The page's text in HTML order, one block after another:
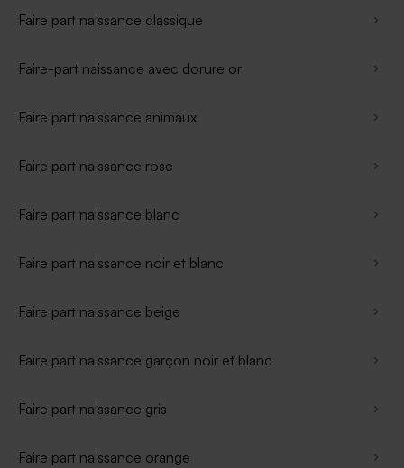
Faire part naissance classique
Faire-part naissance avec dorure or
Faire part naissance animaux
Faire part naissance rose
Faire part naissance blanc
Faire part naissance noir et blanc
Faire part naissance beige
Faire part naissance garçon noir et blanc
Faire part naissance gris
Faire part naissance orange